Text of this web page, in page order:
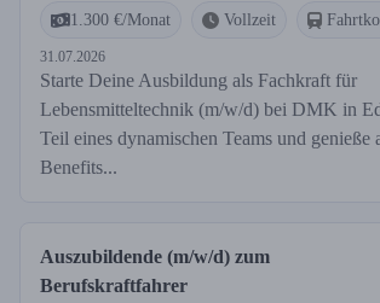
1.300 €/Monat Vollzeit
31.07.2026
Starte Deine Ausbildung als Fachkraft für
Lebensmitteltechnik (m/w/d) bei DMK in
Teil eines dynamischen Teams und genieße
Benefits...
Auszubildende (m/w/d) zum
Berufskraftfahrer